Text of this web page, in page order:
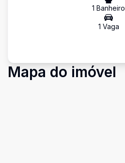
1 Banheiro
1 Vaga
Mapa do imóvel